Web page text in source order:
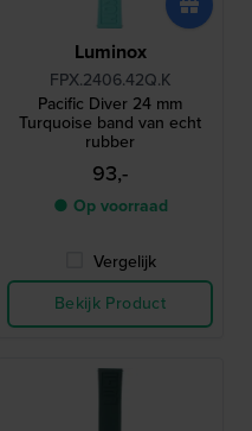
Luminox
FPX.2406.42Q.K
Pacific Diver 24 mm
Turquoise band van echt
rubber
93,-
● Op voorraad
Vergelijk
Bekijk Product